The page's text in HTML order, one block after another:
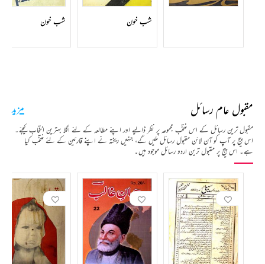
شب خون شب خون
مقبول عام رسائل
مقبول ترین رسائل کے اس منتخب مجموعہ پر نظر ڈالیے اور اپنے مطالعہ کے لئے اگلا بہترین انتخاب کیجئے۔
اس پیج پر آپ کو آن لائن مقبول رسائل ملیں گے، جنہیں ریختہ نے اپنے قارئین کے لئے منتخب کیا
ہے۔ اس پیج پر مقبول ترین اردو رسائل موجود ہیں۔
مزید